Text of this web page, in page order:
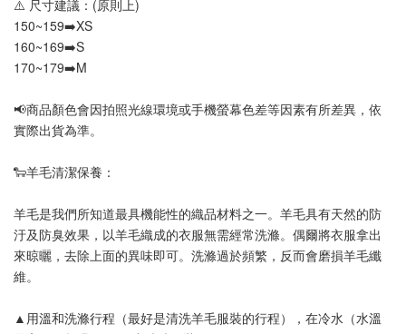
⚠️ 尺寸建議：(原則上)
150~159➡️XS
160~169➡️S
170~179➡️M
📢商品顏色會因拍照光線環境或手機螢幕色差等因素有所差異，依
實際出貨為準。
🐑羊毛清潔保養：
羊毛是我們所知道最具機能性的織品材料之一。羊毛具有天然的防
汙及防臭效果，以羊毛織成的衣服無需經常洗滌。偶爾將衣服拿出
來晾曬，去除上面的異味即可。洗滌過於頻繁，反而會磨損羊毛纖
維。
▲用溫和洗滌行程（最好是清洗羊毛服裝的行程），在冷水（水溫